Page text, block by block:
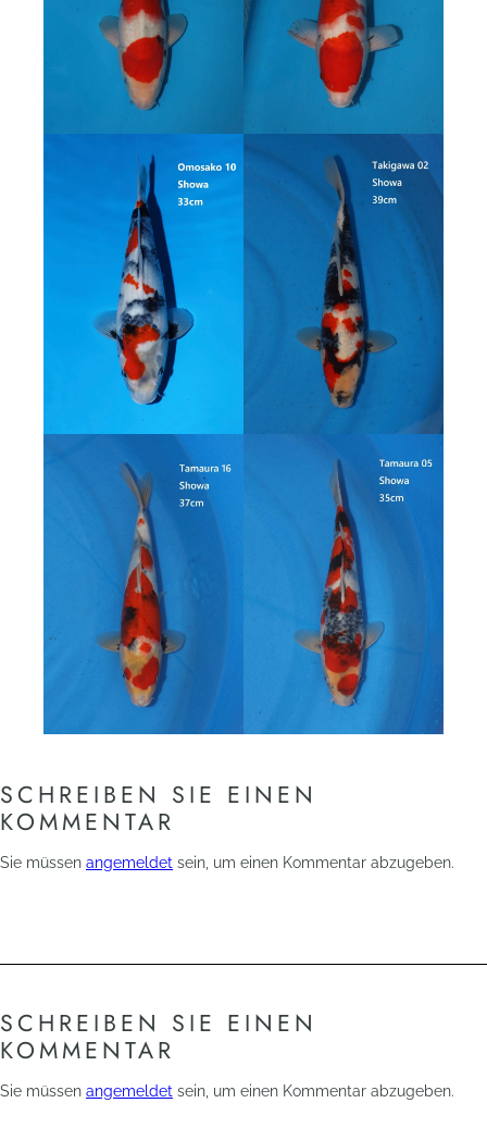
SCHREIBEN SIE EINEN
KOMMENTAR
Sie müssen angemeldet sein, um einen Kommentar abzugeben.
SCHREIBEN SIE EINEN
KOMMENTAR
Sie müssen angemeldet sein, um einen Kommentar abzugeben.